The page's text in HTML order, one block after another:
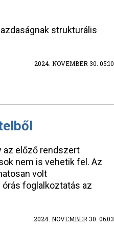
strukturális
2024. NOVEMBER 30. 05:10
az előző rendszert
nem is vehetik fel. Az
volt
foglalkoztatás az
2024. NOVEMBER 30. 06:03